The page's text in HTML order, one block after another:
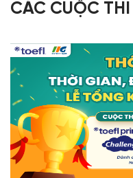
CÁC CUỘC THI